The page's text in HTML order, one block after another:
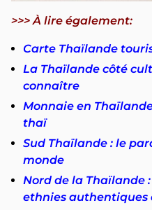
>>> À lire également:
Carte Thaïlande
La Thaïlande côté
connaître
Monnaie en
thaï
Sud Thaïlande : le
monde
Nord de la Thaïlande
ethnies authentiques